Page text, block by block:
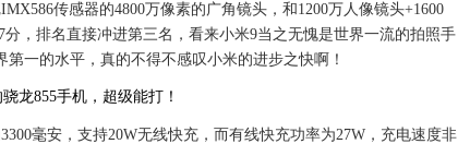
传感器的4800万像素的广角镜头，和1200万人像镜头+1600
，排名直接冲进第三名，看来小米9当之无愧是世界一流的拍照手
一的水平，真的不得不感叹小米的进步之快啊！
毫安，支持20W无线快充，而有线快充功率为27W，充电速度非